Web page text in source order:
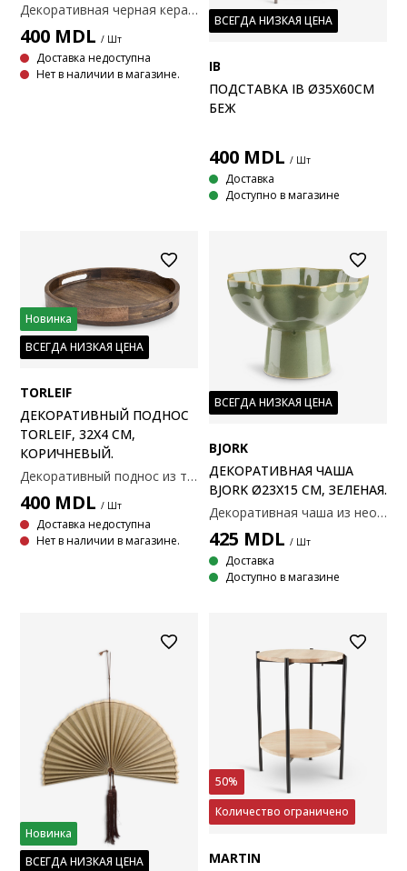
Декоративная черная керамическая чаша с волнообразным узором и текстурированной поверхностью. Подходит в качестве декоративного элемента или для хранения мелких предметов. Ø30x10 см
400 MDL / Шт
Доставка недоступна
Нет в наличии в магазине.
ВСЕГДА НИЗКАЯ ЦЕНА
IB
ПОДСТАВКА IB Ø35X60СМ
БЕЖ
400 MDL / Шт
Доставка
Доступно в магазине
Новинка
ВСЕГДА НИЗКАЯ ЦЕНА
TORLEIF
ДЕКОРАТИВНЫЙ ПОДНОС
TORLEIF, 32Х4 СМ,
КОРИЧНЕВЫЙ.
Декоративный поднос из темно-коричневого мангового дерева. Поднос имеет круглую форму, идеально подходит для сервировки, размещения свечей и украшений или организации хранения мелких предметов. Каждый поднос уникален благодаря естественным вариациям текстуры древесины. Ø32x4 см
400 MDL / Шт
Доставка недоступна
Нет в наличии в магазине.
ВСЕГДА НИЗКАЯ ЦЕНА
BJORK
ДЕКОРАТИВНАЯ ЧАША
BJORK Ø23X15 СМ, ЗЕЛЕНАЯ.
Декоративная чаша из необработанной зеленой керамики с характерным волнистым краем. Основание на подставке делает ее идеальным центральным элементом для демонстрации украшений или подачи закусок. Можно мыть в посудомоечной машине для легкой очистки. Ø23 x H15 см
425 MDL / Шт
Доставка
Доступно в магазине
Новинка
ВСЕГДА НИЗКАЯ ЦЕНА
50%
Количество ограничено
MARTIN